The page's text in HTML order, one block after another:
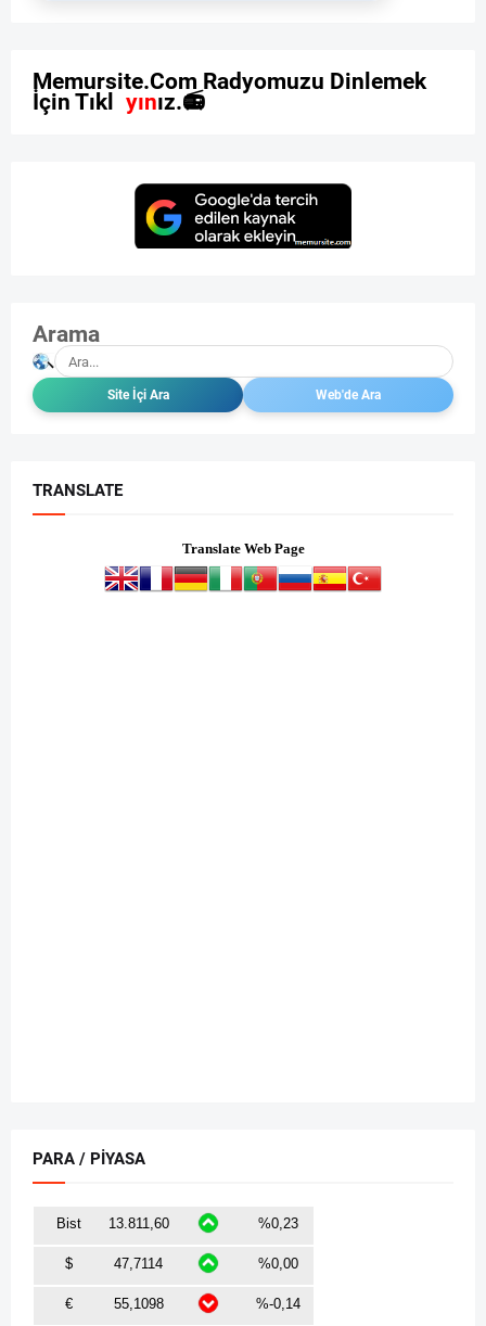
Memursite.Com Radyomuzu Din emek
İçin Tı kl yınız.
Arama
TRANSLATE
Translate Web Page
PARA / PİYASA